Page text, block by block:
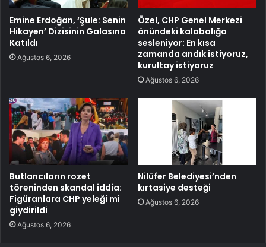
Emine Erdoğan, ‘Şule: Senin
Hikayen’ Dizisinin Galasına
Katıldı
Ağustos 6, 2026
Özel, CHP Genel Merkezi
önündeki kalabalığa
sesleniyor: En kısa
zamanda andık istiyoruz,
kurultay istiyoruz
Ağustos 6, 2026
Butlancıların rozet
töreninden skandal iddia:
Figüranlara CHP yeleği mi
giydirildi
Ağustos 6, 2026
Nilüfer Belediyesi’nden
kırtasiye desteği
Ağustos 6, 2026